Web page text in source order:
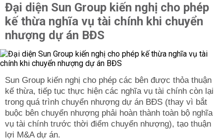
Đại diện Sun Group kiến nghị cho phép
kế thừa nghĩa vụ tài chính khi chuyển
nhượng dự án BĐS
Sun Group kiến nghị cho phép các bên được thỏa thuận
kế thừa, tiếp tục thực hiện các nghĩa vụ tài chính còn lại
trong quá trình chuyển nhượng dự án BĐS (thay vì bắt
buộc bên chuyển nhượng phải hoàn thành toàn bộ nghĩa
vụ tài chính trước thời điểm chuyển nhượng), tạo thuận
lợi M&A dự án.